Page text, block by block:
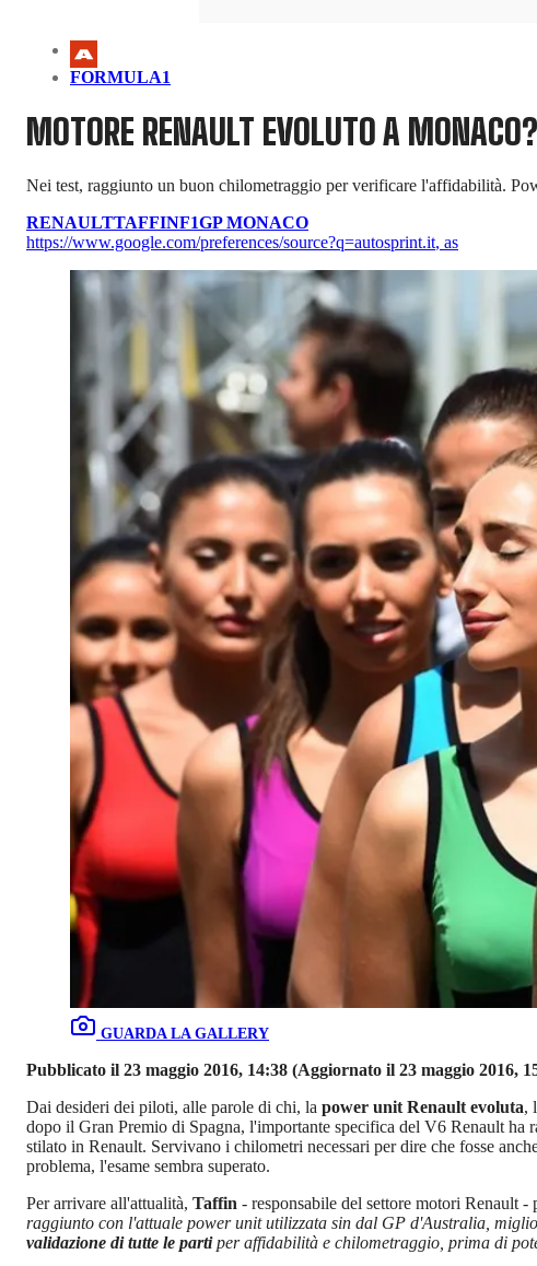
FORMULA1
MOTORE RENAULT EVOLUTO A
Nei test, raggiunto un buon chilometraggio per verificare l'affidabilità.
RENAULTTAFFINF1GP MONACO
https://www.google.com/preferences/source?q=autosprint.it, as
GUARDA LA GALLERY
Pubblicato il 23 maggio 2016, 14:38 (Aggiornato il 23 maggio 2016,
Dai desideri dei piloti, alle parole di chi, la power unit Renault evoluta,
dopo il Gran Premio di Spagna, l'importante specifica del V6 Renault ha
stilato in Renault. Servivano i chilometri necessari per dire che fosse
problema, l'esame sembra superato.
Per arrivare all'attualità, Taffin - responsabile del settore motori Renault
raggiunto con l'attuale power unit utilizzata sin dal GP d'Australia,
validazione di tutte le partiper affidabilità e chilometraggio, prima di